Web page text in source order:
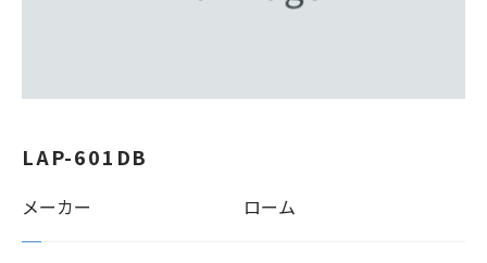
LAP-601DB
メーカー ローム